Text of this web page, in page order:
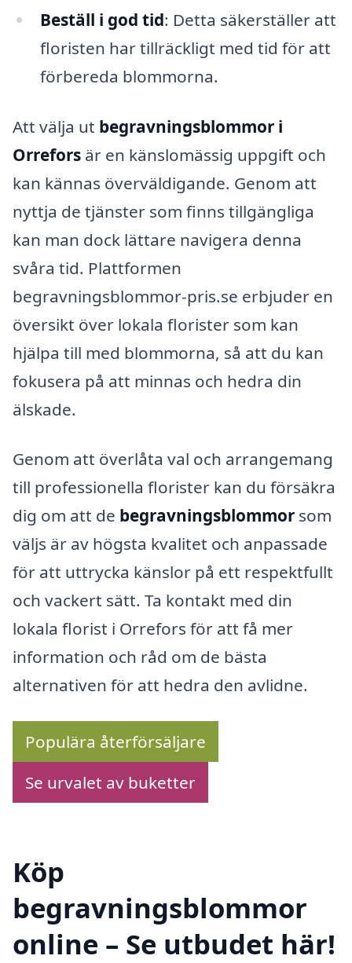
Beställ i god tid: Detta säkerställer att
floristen har tillräckligt med tid för att
förbereda blommorna.
Att välja ut begravningsblommor i
Orrefors är en känslomässig uppgift och
kan kännas överväldigande. Genom att
nyttja de tjänster som finns tillgängliga
kan man dock lättare navigera denna
svåra tid. Plattformen
begravningsblommor-pris.se erbjuder en
översikt över lokala florister som kan
hjälpa till med blommorna, så att du kan
fokusera på att minnas och hedra din
älskade.
Genom att överlåta val och arrangemang
till professionella florister kan du försäkra
dig om att de begravningsblommor som
väljs är av högsta kvalitet och anpassade
för att uttrycka känslor på ett respektfullt
och vackert sätt. Ta kontakt med din
lokala florist i Orrefors för att få mer
information och råd om de bästa
alternativen för att hedra den avlidne.
Populära återförsäljare
Se urvalet av buketter
Köp
begravningsblommor
online – Se utbudet här!